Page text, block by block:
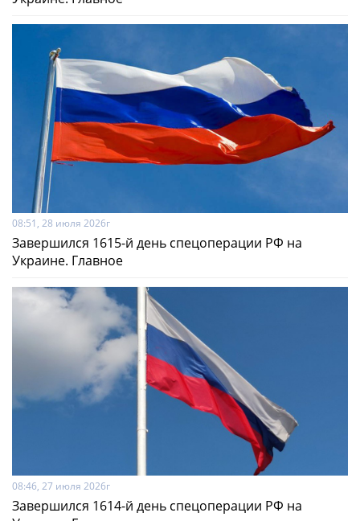
08:51, 28 июля 2026г
Завершился 1615-й день спецоперации РФ на
Украине. Главное
08:46, 27 июля 2026г
Завершился 1614-й день спецоперации РФ на